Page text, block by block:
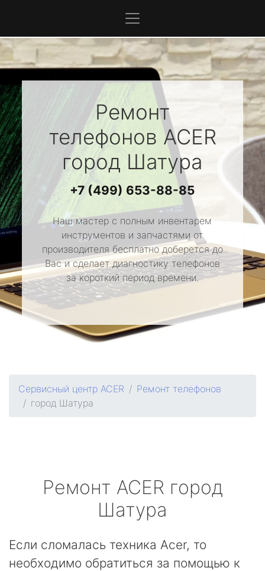
Ремонт
телефонов ACER
город Шатура
+7 (499) 653-88-85
Наш мастер с полным инвентарем
инструментов и запчастями от
производителя бесплатно доберется до
Вас и сделает диагностику телефонов
за короткий период времени.
Сервисный центр ACER
Ремонт телефонов
город Шатура
Ремонт ACER город
Шатура
Если сломалась техника Acer, то
необходимо обратиться за помощью к